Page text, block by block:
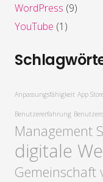
WordPress (9)
YouTube (1)
Anpassungsfähigkeit App
Benutzererfahrung
Management
digitale
Gemeinschaft